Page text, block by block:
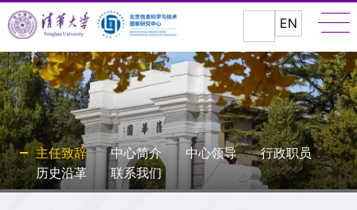
EN
主任致辞 中心简介 中心领导
行政职员
历史沿革
联系我们